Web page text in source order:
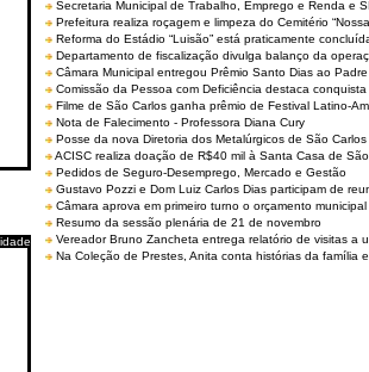
Secretaria Municipal de Trabalho, Emprego e Renda e
Prefeitura realiza roçagem e limpeza do Cemitério
Reforma do Estádio “Luisão” está praticamente
Departamento de fiscalização divulga balanço da
Câmara Municipal entregou Prêmio Santo Dias ao
Comissão da Pessoa com Deficiência destaca
Filme de São Carlos ganha prêmio de Festival Latino-
Nota de Falecimento - Professora Diana Cury
Posse da nova Diretoria dos Metalúrgicos de São
ACISC realiza doação de R$40 mil à Santa Casa de
Pedidos de Seguro-Desemprego, Mercado e Gestão
Gustavo Pozzi e Dom Luiz Carlos Dias participam de
Câmara aprova em primeiro turno o orçamento
Resumo da sessão plenária de 21 de novembro
Vereador Bruno Zancheta entrega relatório de visitas a
Na Coleção de Prestes, Anita conta histórias da família